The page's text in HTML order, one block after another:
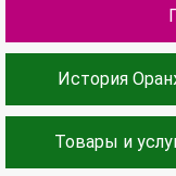
История
Товары и